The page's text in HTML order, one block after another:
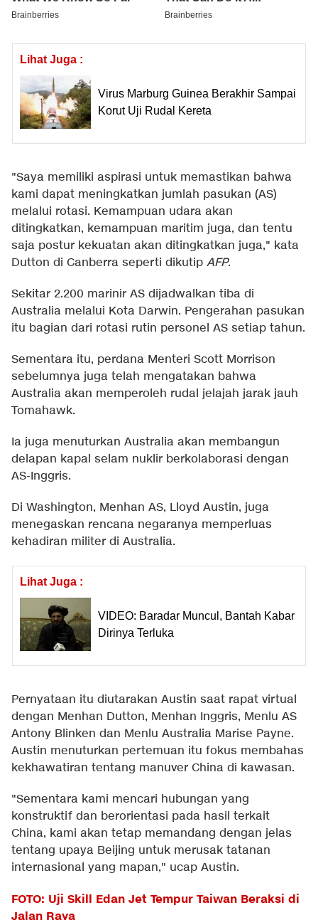
Lihat Juga :
Virus Marburg Guinea Berakhir Sampai
Korut Uji Rudal Kereta
"Saya memiliki aspirasi untuk memastikan bahwa
kami dapat meningkatkan jumlah pasukan (AS)
melalui rotasi. Kemampuan udara akan
ditingkatkan, kemampuan maritim juga, dan tentu
saja postur kekuatan akan ditingkatkan juga," kata
Dutton di Canberra seperti dikutip AFP.
Sekitar 2.200 marinir AS dijadwalkan tiba di
Australia melalui Kota Darwin. Pengerahan pasukan
itu bagian dari rotasi rutin personel AS setiap tahun.
Sementara itu, perdana Menteri Scott Morrison
sebelumnya juga telah mengatakan bahwa
Australia akan memperoleh rudal jelajah jarak jauh
Tomahawk.
Ia juga menuturkan Australia akan membangun
delapan kapal selam nuklir berkolaborasi dengan
AS-Inggris.
Di Washington, Menhan AS, Lloyd Austin, juga
menegaskan rencana negaranya memperluas
kehadiran militer di Australia.
Lihat Juga :
VIDEO: Baradar Muncul, Bantah Kabar
Dirinya Terluka
Pernyataan itu diutarakan Austin saat rapat virtual
dengan Menhan Dutton, Menhan Inggris, Menlu AS
Antony Blinken dan Menlu Australia Marise Payne.
Austin menuturkan pertemuan itu fokus membahas
kekhawatiran tentang manuver China di kawasan.
"Sementara kami mencari hubungan yang
konstruktif dan berorientasi pada hasil terkait
China, kami akan tetap memandang dengan jelas
tentang upaya Beijing untuk merusak tatanan
internasional yang mapan," ucap Austin.
FOTO: Uji Skill Edan Jet Tempur Taiwan Beraksi di
Jalan Raya